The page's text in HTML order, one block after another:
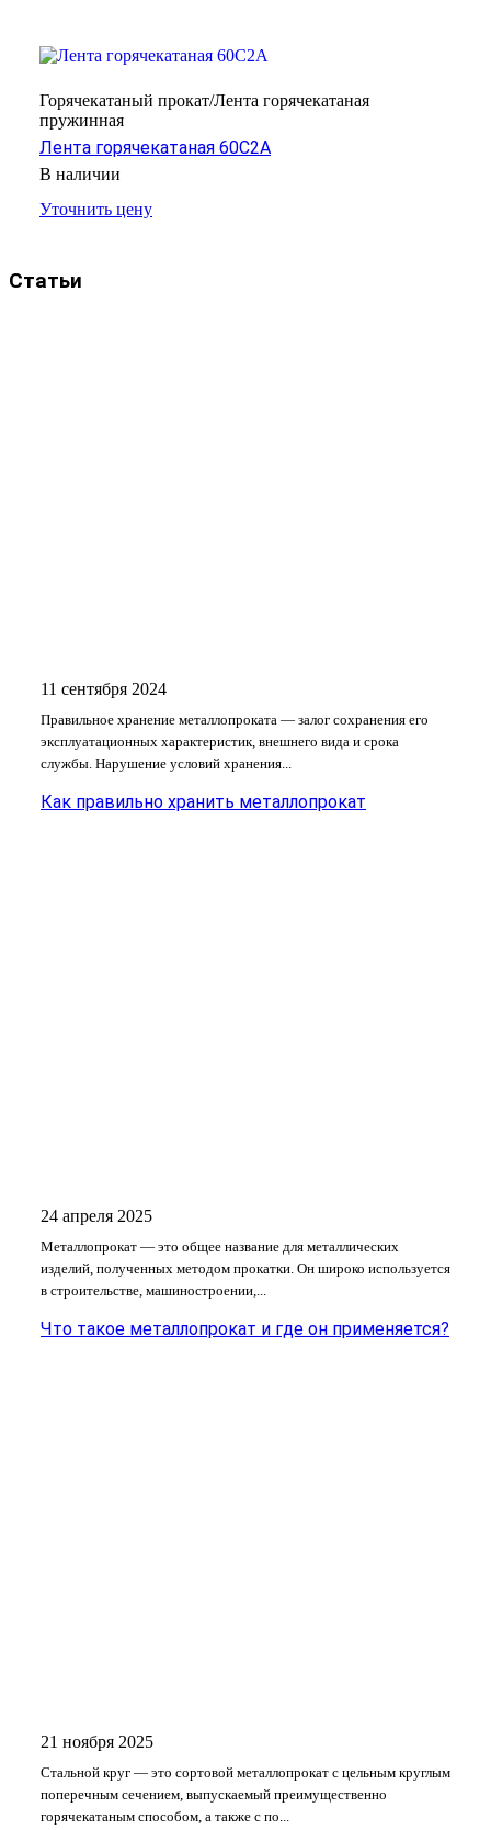
Горячекатаный прокат/Лента горячекатаная
пружинная
Лента горячекатаная 60С2А
В наличии
Уточнить цену
Статьи
11 сентября 2024
Правильное хранение металлопроката — залог сохранения его
эксплуатационных характеристик, внешнего вида и срока
службы. Нарушение условий хранения...
Как правильно хранить металлопрокат
24 апреля 2025
Металлопрокат — это общее название для металлических
изделий, полученных методом прокатки. Он широко используется
в строительстве, машиностроении,...
Что такое металлопрокат и где он применяется?
21 ноября 2025
Стальной круг — это сортовой металлопрокат с цельным круглым
поперечным сечением, выпускаемый преимущественно
горячекатаным способом, а также с по...